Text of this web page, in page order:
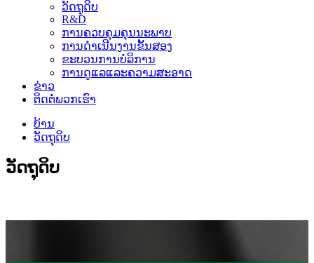
ວັດ​ຖຸ​ດິບ
R&D
ການຄວບຄຸມຄຸນນະພາບ
ການດໍາເນີນງານຂັ້ນສອງ
ຂະບວນການບໍລິການ
ການດູແລແລະຄວາມສະອາດ
ຂ່າວ
ຕິດ​ຕໍ່​ພວກ​ເຮົາ
ບ້ານ
ວັດ​ຖຸ​ດິບ
ວັດ​ຖຸ​ດິບ